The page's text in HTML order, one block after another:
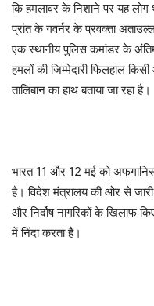
कि हमलावर के निशाने पर यह लोग
प्रांत के गवर्नर के प्रवक्ता
एक स्थानीय पुलिस कमांडर के
हमलों की जिम्मेदारी फिलहाल
तालिबान का हाथ बताया जा रहा है।
भारत 11 और 12 मई को
है। विदेश मंत्रालय की ओर से जारी
और निर्दोष नागरिकों के खिलाफ
में निंदा करता है।